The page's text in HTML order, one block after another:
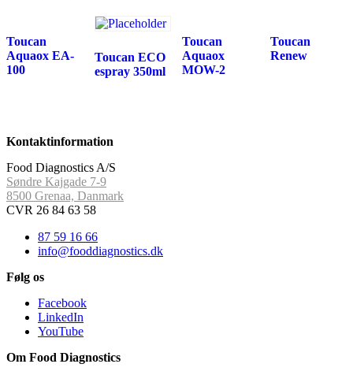
Toucan
Aquaox EA-
100
Toucan ECO
espray 350ml
Toucan
Aquaox
MOW-2
Toucan
Renew
Kontaktinformation
Food Diagnostics A/S
Søndre Kajgade 7-9
8500 Grenaa, Danmark
CVR 26 84 63 58
87 59 16 66
info@fooddiagnostics.dk
Følg os
Facebook
LinkedIn
YouTube
Om Food Diagnostics